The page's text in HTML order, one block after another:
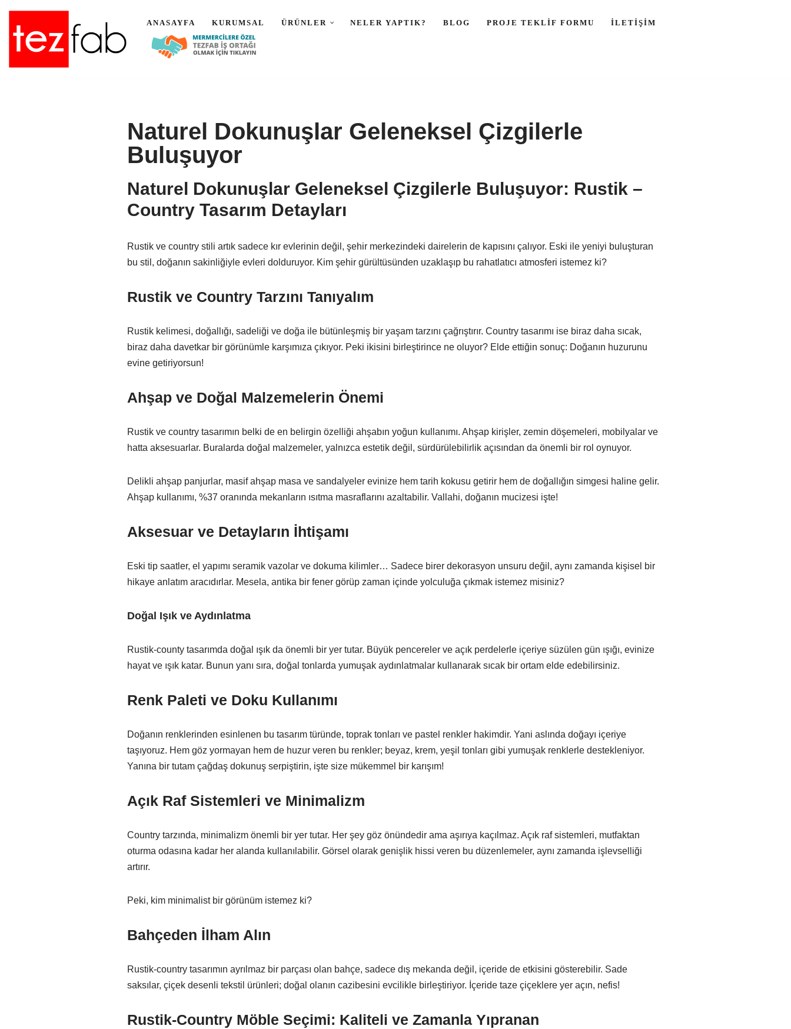
İçeriğe
ANASAYFA KURUMSAL ÜRÜNLER NELER YAPTIK? BLOG PROJE TEKLIF FORMU İLETIŞIM
Naturel Dokunuşlar Geleneksel Çizgilerle
Buluşuyor
Naturel Dokunuşlar Geleneksel Çizgilerle Buluşuyor: Rustik –
Country Tasarım Detayları
Rustik ve country stili artık sadece kır evlerinin değil, şehir merkezindeki dairelerin de kapısını çalıyor. Eski ile yeniyi buluşturan
bu stil, doğanın sakinliğiyle evleri dolduruyor. Kim şehir gürültüsünden uzaklaşıp bu rahatlatıcı atmosferi istemez ki?
Rustik ve Country Tarzını Tanıyalım
Rustik kelimesi, doğallığı, sadeliği ve doğa ile bütünleşmiş bir yaşam tarzını çağrıştırır. Country tasarımı ise biraz daha sıcak,
biraz daha davetkar bir görünümle karşımıza çıkıyor. Peki ikisini birleştirince ne oluyor? Elde ettiğin sonuç: Doğanın huzurunu
evine getiriyorsun!
Ahşap ve Doğal Malzemelerin Önemi
Rustik ve country tasarımın belki de en belirgin özelliği ahşabın yoğun kullanımı. Ahşap kirişler, zemin döşemeleri, mobilyalar ve
hatta aksesuarlar. Buralarda doğal malzemeler, yalnızca estetik değil, sürdürülebilirlik açısından da önemli bir rol oynuyor.
Delikli ahşap panjurlar, masif ahşap masa ve sandalyeler evinize hem tarih kokusu getirir hem de doğallığın simgesi haline gelir.
Ahşap kullanımı, %37 oranında mekanların ısıtma masraflarını azaltabilir. Vallahi, doğanın mucizesi işte!
Aksesuar ve Detayların İhtişamı
Eski tip saatler, el yapımı seramik vazolar ve dokuma kilimler… Sadece birer dekorasyon unsuru değil, aynı zamanda kişisel bir
hikaye anlatım aracıdırlar. Mesela, antika bir fener görüp zaman içinde yolculuğa çıkmak istemez misiniz?
Doğal Işık ve Aydınlatma
Rustik-county tasarımda doğal ışık da önemli bir yer tutar. Büyük pencereler ve açık perdelerle içeriye süzülen gün ışığı, evinize
hayat ve ışık katar. Bunun yanı sıra, doğal tonlarda yumuşak aydınlatmalar kullanarak sıcak bir ortam elde edebilirsiniz.
Renk Paleti ve Doku Kullanımı
Doğanın renklerinden esinlenen bu tasarım türünde, toprak tonları ve pastel renkler hakimdir. Yani aslında doğayı içeriye
taşıyoruz. Hem göz yormayan hem de huzur veren bu renkler; beyaz, krem, yeşil tonları gibi yumuşak renklerle destekleniyor.
Yanına bir tutam çağdaş dokunuş serpiştirin, işte size mükemmel bir karışım!
Açık Raf Sistemleri ve Minimalizm
Country tarzında, minimalizm önemli bir yer tutar. Her şey göz önündedir ama aşırıya kaçılmaz. Açık raf sistemleri, mutfaktan
oturma odasına kadar her alanda kullanılabilir. Görsel olarak genişlik hissi veren bu düzenlemeler, aynı zamanda işlevselliği
artırır.
Peki, kim minimalist bir görünüm istemez ki?
Bahçeden İlham Alın
Rustik-country tasarımın ayrılmaz bir parçası olan bahçe, sadece dış mekanda değil, içeride de etkisini gösterebilir. Sade
saksılar, çiçek desenli tekstil ürünleri; doğal olanın cazibesini evcilikle birleştiriyor. İçeride taze çiçeklere yer açın, nefis!
Rustik-Country Möble Seçimi: Kaliteli ve Zamanla Yıpranan